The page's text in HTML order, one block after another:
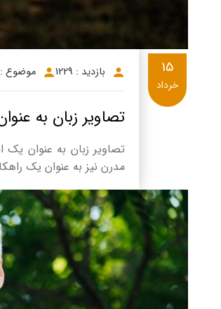
بازدید : 1229 موضوع
تصاویر زبان به
تصاویر زبان به عنوان
مدرن نیز به عنوان یک
15
خرداد